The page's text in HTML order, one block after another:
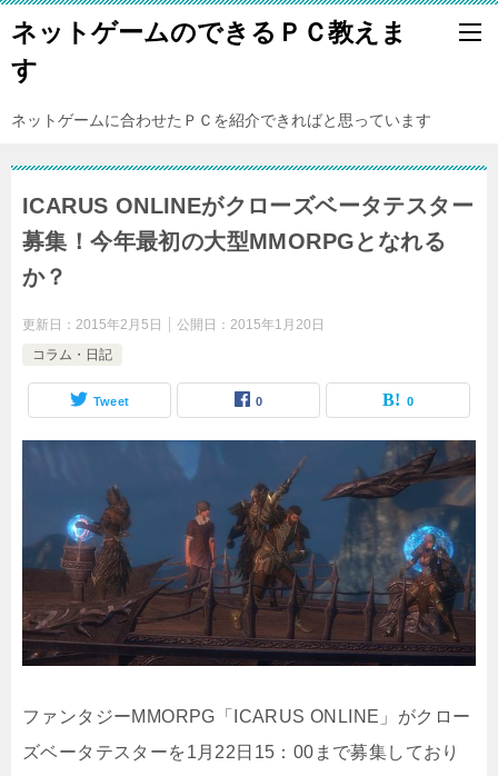
ネットゲームのできるＰＣ教えま
す
ネットゲームに合わせたＰＣを紹介できればと思っています
ICARUS ONLINEがクローズベータテスター
募集！今年最初の大型MMORPGとなれる
か？
更新日： 2015年2月5日 公開日： 2015年1月20日
コラム・日記
Tweet 0 0
ファンタジーMMORPG「ICARUS ONLINE」がクロー
ズベータテスターを1月22日15：00まで募集しており